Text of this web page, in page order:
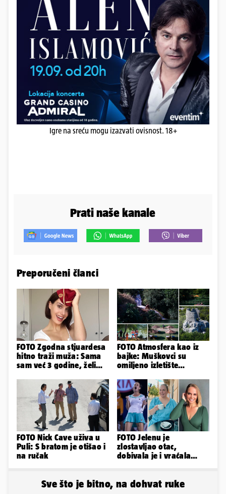
Igre na sreću mogu izazvati ovisnost. 18+
Prati naše kanale
Preporučeni članci
FOTO Zgodna stjuardesa
hitno traži muža: Sama
sam već 3 godine, želim
FOTO Atmosfera kao iz
bajke: Muškovci su
omiljeno izletište
zašto
FOTO Nick Cave uživa u
Puli: S bratom je otišao i
na ručak
FOTO Jelenu je
zlostavljao otac,
dobivala je i vraćala
Sve što je bitno, na dohvat ruke